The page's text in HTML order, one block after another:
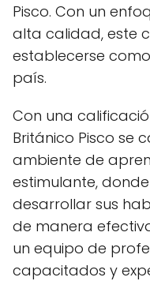
Pisco. Con un
alta calidad, este
establecerse
país.
Con una
Británico Pisco se
ambiente de
estimulante,
desarrollar sus
de manera
un equipo de
capacitados y